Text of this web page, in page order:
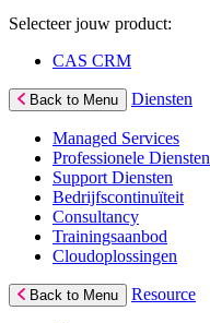
Selecteer jouw product:
CAS CRM
Back to Menu Diensten
Managed Services
Professionele Diensten
Support Diensten
Bedrijfscontinuïteit
Consultancy
Trainingsaanbod
Cloudoplossingen
Back to Menu Resource